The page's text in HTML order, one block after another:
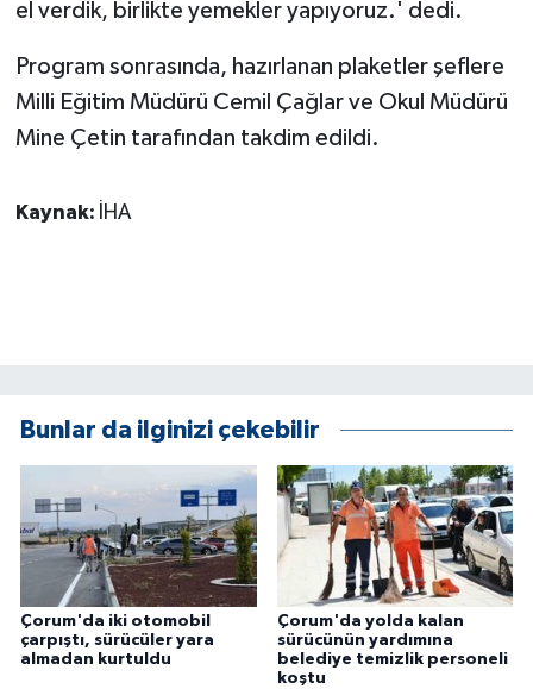
el verdik, birlikte yemekler yapıyoruz.' dedi.
Program sonrasında, hazırlanan plaketler şeflere
Milli Eğitim Müdürü Cemil Çağlar ve Okul Müdürü
Mine Çetin tarafından takdim edildi.
Kaynak: İHA
Bunlar da ilginizi çekebilir
Çorum'da iki otomobil
çarpıştı, sürücüler yara
almadan kurtuldu
Çorum'da yolda kalan
sürücünün yardımına
belediye temizlik personeli
koştu